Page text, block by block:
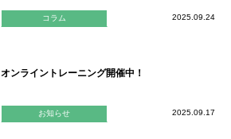
コラム 2025.09.24
オンライントレーニング開催中！
お知らせ 2025.09.17